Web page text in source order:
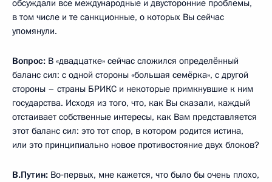
обсуждали все международные и двусторонние проблемы,
в том числе и те санкционные, о которых Вы сейчас
упомянули.
Вопрос: В «двадцатке» сейчас сложился определённый
баланс сил: с одной стороны «большая семёрка», с другой
стороны ­­­– страны БРИКС и некоторые примкнувшие к ним
государства. Исходя из того, что, как Вы сказали, каждый
отстаивает собственные интересы, как Вам представляется
этот баланс сил: это тот спор, в котором родится истина,
или это принципиально новое противостояние двух блоков?
В.Путин: Во‑первых, мне кажется, что было бы очень плохо,